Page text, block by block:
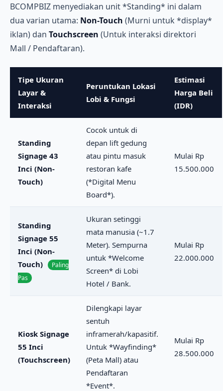
BCOMPBIZ menyediakan unit *Standing* ini dalam
dua varian utama: Non-Touch (Murni untuk *display*
iklan) dan Touchscreen (Untuk interaksi direktori
Mall / Pendaftaran).
Tipe Ukuran
Layar &
Interaksi
Peruntukan Lokasi
Lobi & Fungsi
Estimasi
Harga Beli
(IDR)
Standing
Signage 43
Inci (Non-
Touch)
Cocok untuk di
depan lift gedung
atau pintu masuk
restoran kafe
(*Digital Menu
Board*).
Mulai Rp
15.500.000
Standing
Signage 55
Inci (Non-
Touch)
Paling
Pas
Ukuran setinggi
mata manusia (~1.7
Meter). Sempurna
untuk *Welcome
Screen* di Lobi
Hotel / Bank.
Mulai Rp
22.000.000
Kiosk Signage
55 Inci
(Touchscreen)
Dilengkapi layar
sentuh
inframerah/kapasitif.
Untuk *Wayfinding*
(Peta Mall) atau
Pendaftaran
*Event*.
Mulai Rp
28.500.000